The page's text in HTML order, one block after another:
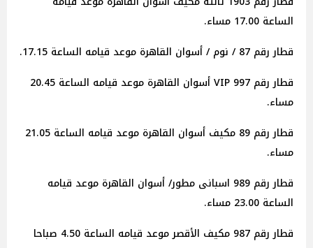
الساعة 17.00 مساء.
قطار رقم 87 / نوم / أسوان القاهرة موعد قيامه الساعة 17.15.
قطار رقم 997 VIP أسوان القاهرة موعد قيامه الساعة 20.45
مساء.
قطار رقم 89 مكيف أسوان القاهرة موعد قيامه الساعة 21.05
مساء.
قطار رقم 989 اسبانى مطور/ أسوان القاهرة موعد قيامه
الساعة 23.00 مساء.
قطار رقم 987 مكيف الأقصر موعد قيامه الساعة 4.50 صباحا